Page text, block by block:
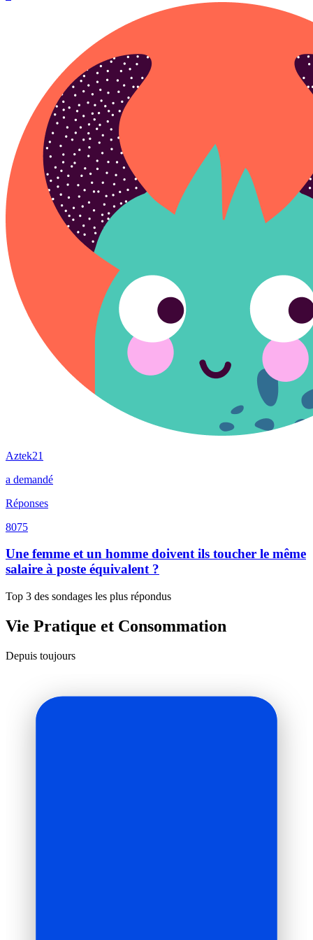
Aztek21
a demandé
Réponses
8075
Une femme et un homme doivent ils toucher le même
salaire à poste équivalent ?
Top 3 des sondages les plus répondus
Vie Pratique et Consommation
Depuis toujours